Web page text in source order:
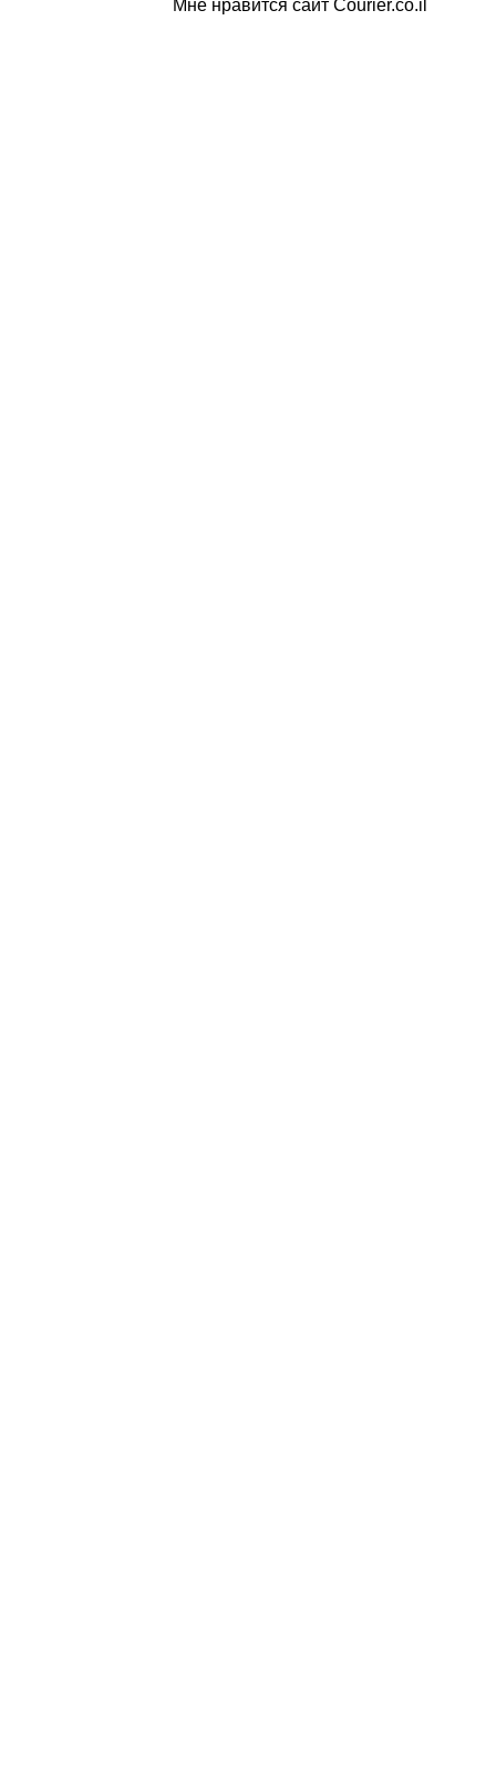
Мне нравится сайт Courier.co.il